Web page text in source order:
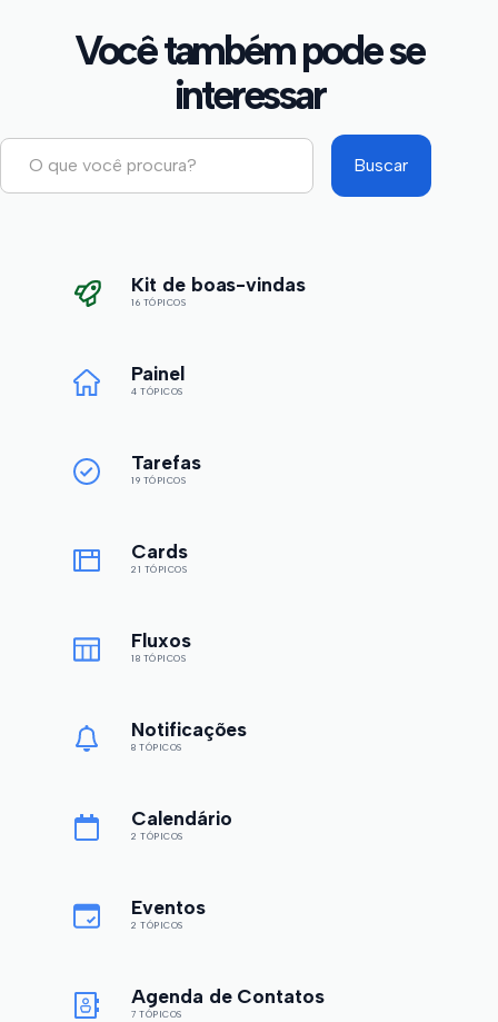
Você também pode se
interessar
Kit de boas-vindas
16 TÓPICOS
Painel
4 TÓPICOS
Tarefas
19 TÓPICOS
Cards
21 TÓPICOS
Fluxos
18 TÓPICOS
Notificações
8 TÓPICOS
Calendário
2 TÓPICOS
Eventos
2 TÓPICOS
Agenda de Contatos
7 TÓPICOS